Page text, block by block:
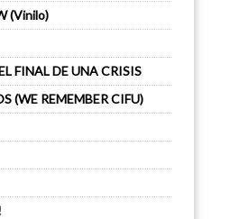
(Vinilo)
FINAL DE UNA CRISIS
(WE REMEMBER CIFU)